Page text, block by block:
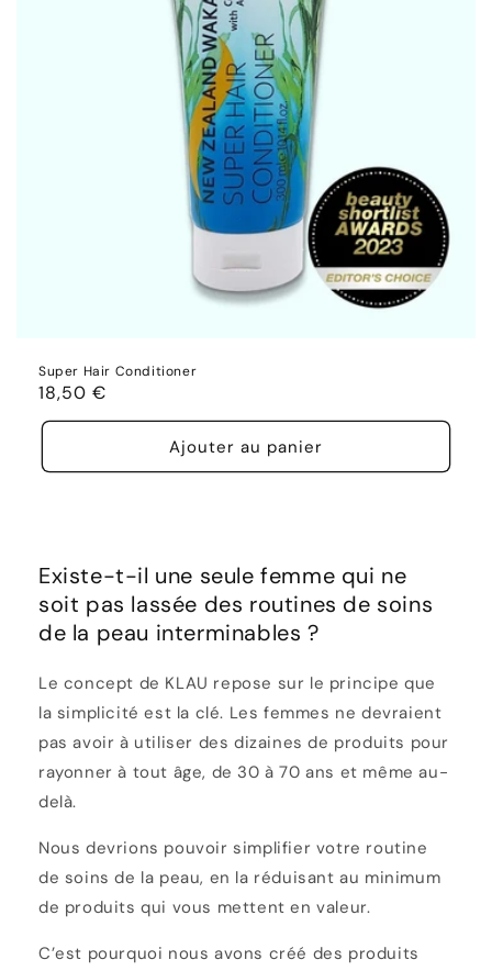
Super Hair Conditioner
Prix
habituel
18,50 €
Ajouter au panier
Existe-t-il une seule femme qui ne
soit pas lassée des routines de soins
de la peau interminables ?
Le concept de KLAU repose sur le principe que
la simplicité est la clé. Les femmes ne devraient
pas avoir à utiliser des dizaines de produits pour
rayonner à tout âge, de 30 à 70 ans et même au-
delà.
Nous devrions pouvoir simplifier votre routine
de soins de la peau, en la réduisant au minimum
de produits qui vous mettent en valeur.
C’est pourquoi nous avons créé des produits